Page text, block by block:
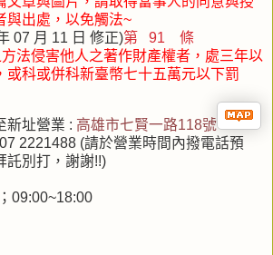
與出處，以免觸法~
07 月 11 日 修正)第 91 條
法侵害他人之著作財產權者，處三年以
或科或併科新臺幣七十五萬元以下罰
新址營業 : 高雄市七賢一路118號
2221488 (請於營業時間內撥電話預
託別打，謝謝!!)
09:00~18:00